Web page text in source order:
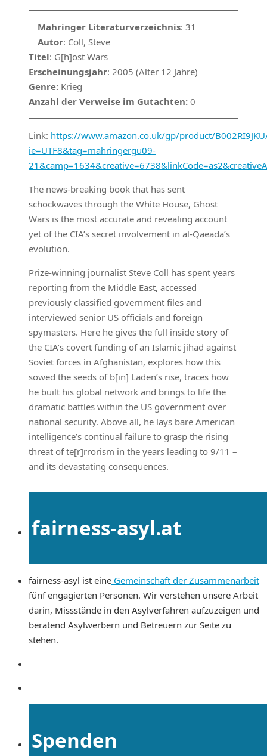
Mahringer Literaturverzeichnis: 31
Autor: Coll, Steve
Titel: G[h]ost Wars
Erscheinungsjahr: 2005 (Alter 12 Jahre)
Genre: Krieg
Anzahl der Verweise im Gutachten: 0
Link: https://www.amazon.co.uk/gp/product/
ie=UTF8&tag=mahringergu09-
The news-breaking book that has sent
schockwaves through the White House, Ghost
Wars is the most accurate and revealing account
yet of the CIA’s secret involvement in al-Qaeada’s
evolution.
Prize-winning journalist Steve Coll has spent years
reporting from the Middle East, accessed
previously classified government files and
interviewed senior US officials and foreign
spymasters. Here he gives the full inside story of
the CIA’s covert funding of an Islamic jihad against
Soviet forces in Afghanistan, explores how this
sowed the seeds of b[in] Laden’s rise, traces how
he built his global network and brings to life the
dramatic battles within the US government over
national security. Above all, he lays bare American
intelligence’s continual failure to grasp the rising
threat of te[r]rrorism in the years leading to 9/11 –
and its devastating consequences.
fairness-asyl.at
fairness-asyl ist eine Gemeinschaft der Zusammenarbeit
fünf engagierten Personen. Wir verstehen unsere Arbeit
darin, Missstände in den Asylverfahren aufzuzeigen und
beratend Asylwerbern und Betreuern zur Seite zu
stehen.
Spenden